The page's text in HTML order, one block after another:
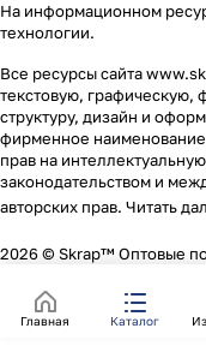
На информационном
технологии.
Все ресурсы сайта
текстовую,
структуру, дизайн и
фирменное наименование
прав на
законодательством и
авторских прав. Читать
2026 © Skrap™ Оптовые
Главная Каталог